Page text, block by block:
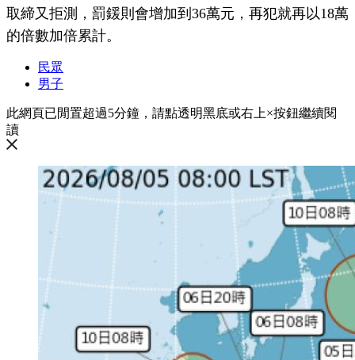
取締又拒測，罰鍰則會增加到36萬元，再犯就再以18萬
的倍數加倍累計。
民眾
男子
此網頁已閒置超過5分鐘，請點透明黑底或右上×按鈕繼續閱
讀